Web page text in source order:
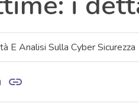
E Analisi Sulla Cyber Sicurezza